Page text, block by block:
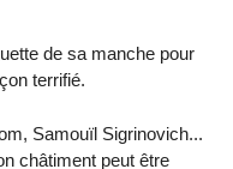
de sa manche pour
terrifié.
Samouïl Sigrinovich...
châtiment peut être